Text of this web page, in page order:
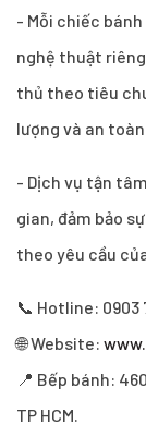
- Mỗi chiếc
nghệ thuật
thủ theo tiêu
lượng và an toàn.
- Dịch vụ tận
gian, đảm bảo
theo yêu cầu của
📞 Hotline: 0903
🌐 Website:
📍 Bếp bánh:
TP HCM.